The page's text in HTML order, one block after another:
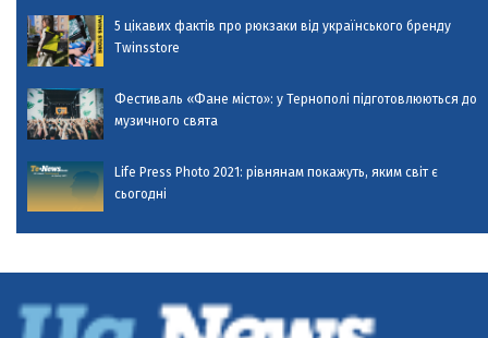
5 цікавих фактів про рюкзаки від українського бренду
Twinsstore
Фестиваль «Фане місто»: у Тернополі підготовлюються до
музичного свята
Life Press Photo 2021: рівнянам покажуть, яким світ є
сьогодні